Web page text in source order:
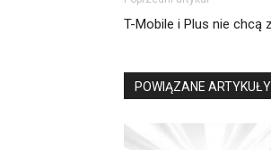
T-Mobile i Plus nie chcą
POWIĄZANE ARTYKUŁY